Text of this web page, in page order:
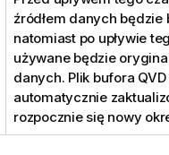
źródłem danych będzie
natomiast po upływie
używane będzie
danych. Plik bufora QVD
automatycznie
rozpocznie się nowy